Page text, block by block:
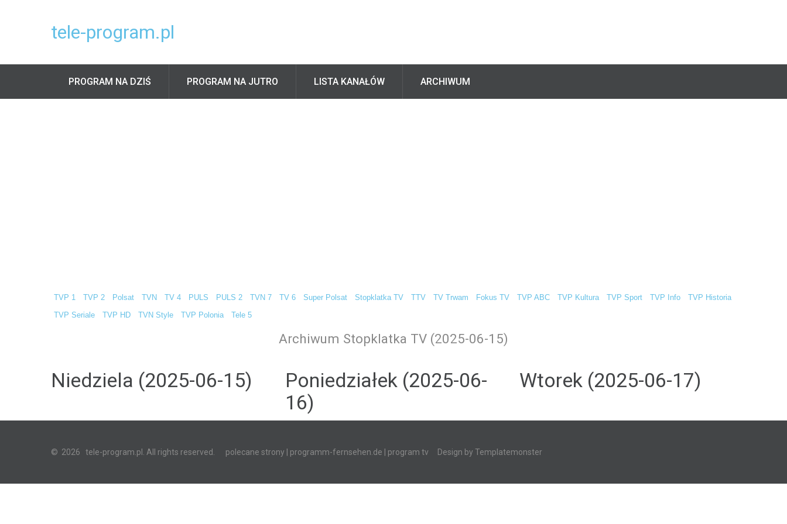
tele-program.pl
PROGRAM NA DZIŚ PROGRAM NA JUTRO LISTA KANAŁÓW ARCHIWUM
TVP 1 TVP 2 Polsat TVN TV 4 PULS PULS 2 TVN 7 TV 6 Super Polsat Stopklatka TV TTV TV Trwam Fokus TV TVP ABC TVP Kultura TVP Sport TVP Info TVP Historia
TVP Seriale TVP HD TVN Style TVP Polonia Tele 5
Archiwum Stopklatka TV (2025-06-15)
Niedziela (2025-06-15)
Poniedziałek (2025-06-
16)
Wtorek (2025-06-17)
© 2026 tele-program.pl. All rights reserved. polecane strony programm-fernsehen.de | program tv Design by Templatemonster